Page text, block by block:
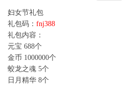
妇女节礼包
礼包码： fnj388
礼包内容：
元宝 688个
金币 1000000个
蛟龙之魂 5个
日月精华 8个